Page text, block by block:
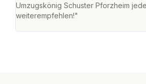
Umzugskönig Schuster Pforzheim
weiterempfehlen!"